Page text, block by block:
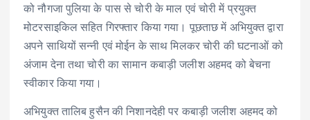
को नौगजा पुलिया के पास से चोरी के माल एवं चोरी में प्रयुक्त
मोटरसाइकिल सहित गिरफ्तार किया गया। पूछताछ में अभियुक्त द्वारा
अपने साथियों सन्नी एवं मोईन के साथ मिलकर चोरी की घटनाओं को
अंजाम देना तथा चोरी का सामान कबाड़ी जलीश अहमद को बेचना
स्वीकार किया गया।
अभियुक्त तालिब हुसैन की निशानदेही पर कबाड़ी जलीश अहमद को